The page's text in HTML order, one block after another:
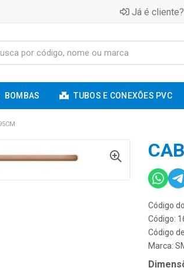
Já é
BOMBAS TUBOS E CONEXÕES PVC
Código
Código:
Código
Marca: